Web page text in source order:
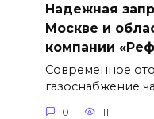
Надежная
Москве и
компании
Современное
газоснабжение
0 11